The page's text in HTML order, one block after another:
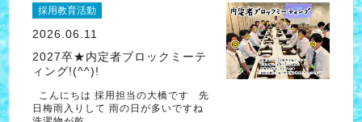
採用教育活動
2026.06.11
2027卒★内定者ブロックミーテ
ィング!(^^)!
こんにちは 採用担当の大橋です 先
日梅雨入りして 雨の日が多いですね